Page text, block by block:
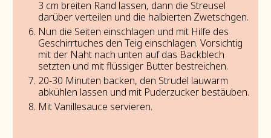
3 cm breiten Rand lassen, dann die Streusel
darüber verteilen und die halbierten Zwetschgen.
Nun die Seiten einschlagen und mit Hilfe des
Geschirrtuches den Teig einschlagen. Vorsichtig
mit der Naht nach unten auf das Backblech
setzten und mit flüssiger Butter bestreichen.
20-30 Minuten backen, den Strudel lauwarm
abkühlen lassen und mit Puderzucker bestäuben.
Mit Vanillesauce servieren.